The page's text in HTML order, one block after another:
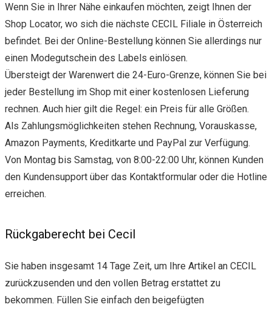
Wenn Sie in Ihrer Nähe einkaufen möchten, zeigt Ihnen der
Shop Locator, wo sich die nächste CECIL Filiale in Österreich
befindet. Bei der Online-Bestellung können Sie allerdings nur
einen Modegutschein des Labels einlösen.
Übersteigt der Warenwert die 24-Euro-Grenze, können Sie bei
jeder Bestellung im Shop mit einer kostenlosen Lieferung
rechnen. Auch hier gilt die Regel: ein Preis für alle Größen.
Als Zahlungsmöglichkeiten stehen Rechnung, Vorauskasse,
Amazon Payments, Kreditkarte und PayPal zur Verfügung.
Von Montag bis Samstag, von 8:00-22:00 Uhr, können Kunden
den Kundensupport über das Kontaktformular oder die Hotline
erreichen.
Rückgaberecht bei Cecil
Sie haben insgesamt 14 Tage Zeit, um Ihre Artikel an CECIL
zurückzusenden und den vollen Betrag erstattet zu
bekommen. Füllen Sie einfach den beigefügten